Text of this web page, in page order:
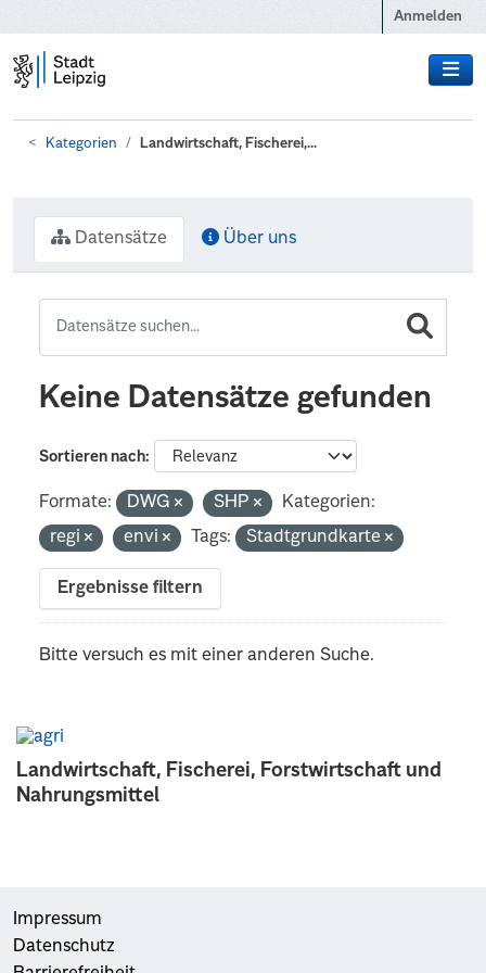
Anmelden
Kategorien Landwirtschaft, Fischerei,...
Landwirtschaft, Fischerei, Forstwirtschaft und
Nahrungsmittel
Datensätze Über uns
Keine Datensätze gefunden
Sortieren nach
Formate: DWG SHP
Kategorien:
regi
envi Tags: Stadtgrundkarte
Ergebnisse filtern
Bitte versuch es mit einer anderen Suche.
Impressum
Datenschutz